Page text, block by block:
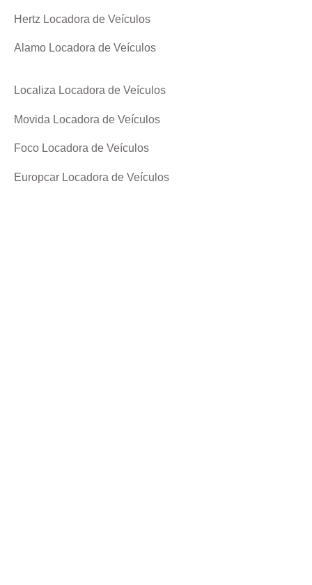
Hertz Locadora de Veículos
Alamo Locadora de Veículos
Localiza Locadora de Veículos
Movida Locadora de Veículos
Foco Locadora de Veículos
Europcar Locadora de Veículos